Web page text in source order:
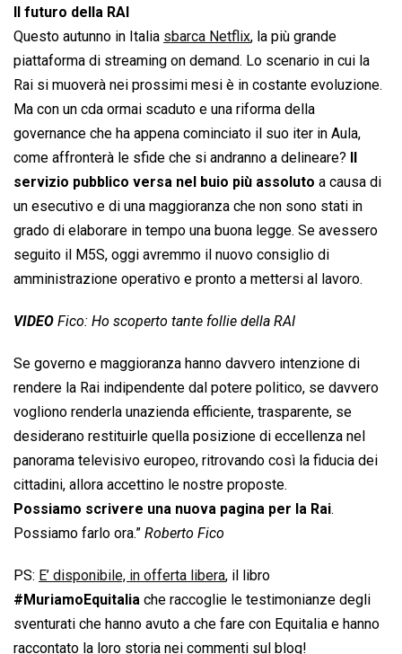
Il futuro della RAI
Questo autunno in Italia sbarca Netflix, la più grande
piattaforma di streaming on demand. Lo scenario in cui la
Rai si muoverà nei prossimi mesi è in costante evoluzione.
Ma con un cda ormai scaduto e una riforma della
governance che ha appena cominciato il suo iter in Aula,
come affronterà le sfide che si andranno a delineare?
servizio pubblico versa nel buio più assoluto a causa di
un esecutivo e di una maggioranza che non sono stati in
grado di elaborare in tempo una buona legge. Se avessero
seguito il M5S, oggi avremmo il nuovo consiglio di
amministrazione operativo e pronto a mettersi al lavoro.
VIDEO Fico: Ho scoperto tante follie della RAI
Se governo e maggioranza hanno davvero intenzione di
rendere la Rai indipendente dal potere politico, se davvero
vogliono renderla unazienda efficiente, trasparente, se
desiderano restituirle quella posizione di eccellenza nel
panorama televisivo europeo, ritrovando così la fiducia dei
cittadini, allora accettino le nostre proposte.
Possiamo scrivere una nuova pagina per la Rai.
Possiamo farlo ora.” Roberto Fico
PS: E’ disponibile, in offerta libera, il libro
#MuriamoEquitalia che raccoglie le testimonianze degli
sventurati che hanno avuto a che fare con Equitalia e hanno
raccontato la loro storia nei commenti sul blog!